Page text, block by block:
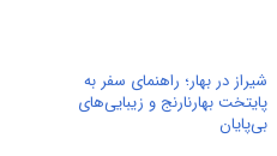
شیراز در بهار؛ راهنمای سفر به
پایتخت بهارنارنج و زیبایی‌های
بی‌پایان